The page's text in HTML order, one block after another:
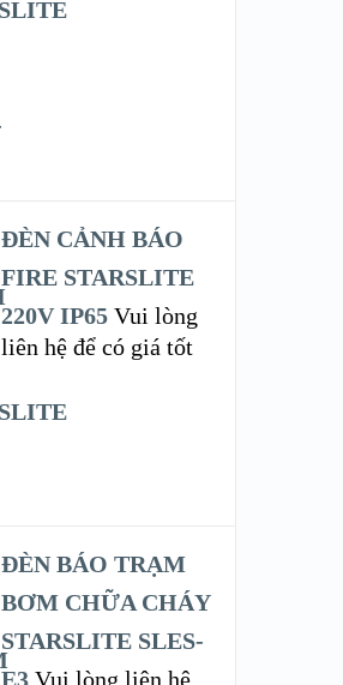
ĐÈN CẢNH BÁO
FIRE STARSLITE
220V IP65 Vui lòng
liên hệ để có giá tốt
ĐÈN BÁO TRẠM
BƠM CHỮA CHÁY
STARSLITE SLES-
E3 Vui lòng liên hệ